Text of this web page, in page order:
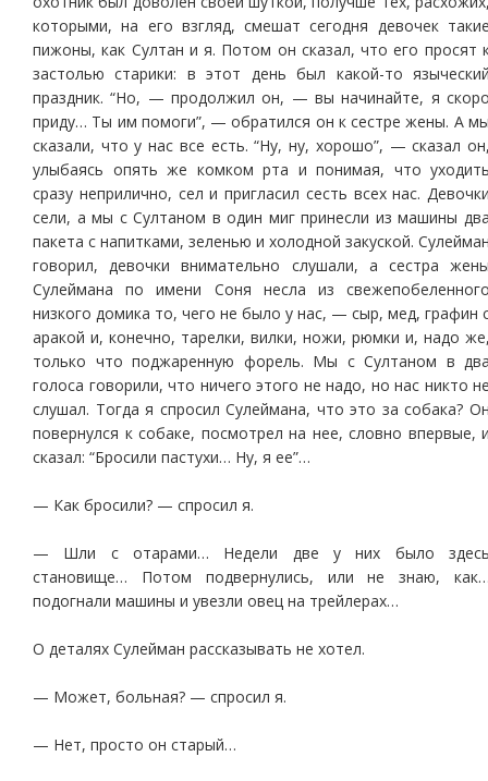
которыми, на его взгляд, смешат сегодня девочек
пижоны, как Султан и я. Потом он сказал, что его просят
застолью старики: в этот день был какой-то
праздник. “Но, — продолжил он, — вы начинайте, я
приду… Ты им помоги”, — обратился он к сестре жены. А
сказали, что у нас все есть. “Ну, ну, хорошо”, — сказал
улыбаясь опять же комком рта и понимая, что
сразу неприлично, сел и пригласил сесть всех нас.
сели, а мы с Султаном в один миг принесли из машины
пакета с напитками, зеленью и холодной закуской.
говорил, девочки внимательно слушали, а сестра
Сулеймана по имени Соня несла из
низкого домика то, чего не было у нас, — сыр, мед, графин
аракой и, конечно, тарелки, вилки, ножи, рюмки и, надо
только что поджаренную форель. Мы с Султаном в
голоса говорили, что ничего этого не надо, но нас никто
слушал. Тогда я спросил Сулеймана, что это за собака?
повернулся к собаке, посмотрел на нее, словно впервые,
сказал: “Бросили пастухи… Ну, я ее”…
— Как бросили? — спросил я.
— Шли с отарами… Недели две у них было
становище… Потом подвернулись, или не знаю,
подогнали машины и увезли овец на трейлерах…
О деталях Сулейман рассказывать не хотел.
— Может, больная? — спросил я.
— Нет, просто он старый…